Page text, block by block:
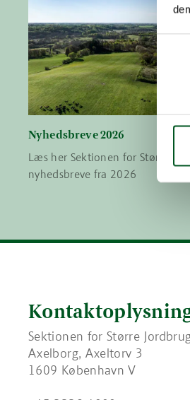
Nyhedsbreve 2026
Læs her Sektionen for Større
nyhedsbreve fra 2026
Læs mere om Nyhedsbreve 2026
Sektionen for Større
Axelborg, Axeltorv 3
1609 København V